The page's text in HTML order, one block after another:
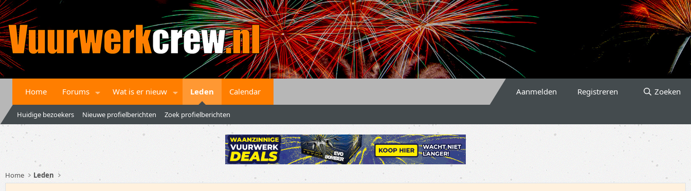
Home Forums Wat is er nieuw Leden Calendar Aanmelden Registreren Zoeken
Huidige bezoekers Nieuwe profielberichten Zoek profielberichten
Home Leden